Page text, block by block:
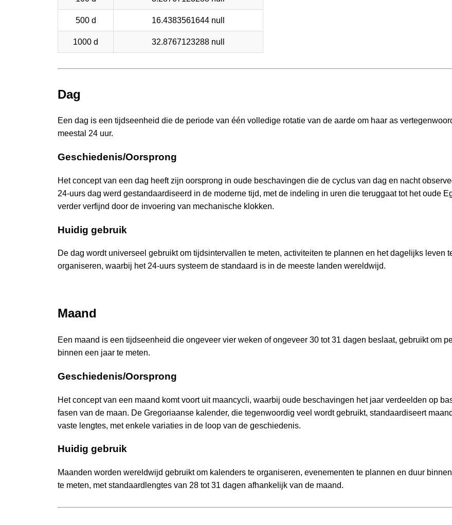
500 d 16.4383561644 null
1000 d 32.8767123288 null
Dag
Een dag is een tijdseenheid die de periode van één volledige rotatie van de aarde om haar as
meestal 24 uur.
Geschiedenis/Oorsprong
Het concept van een dag heeft zijn oorsprong in oude beschavingen die de cyclus van dag en nacht
24-uurs dag werd gestandaardiseerd in de moderne tijd, met de indeling in uren die teruggaat tot het oude
verder verfijnd door de invoering van mechanische klokken.
Huidig gebruik
De dag wordt universeel gebruikt om tijdsintervallen te meten, activiteiten te plannen en het dagelijks leven
organiseren, waarbij het 24-uurs systeem de standaard is in de meeste landen wereldwijd.
Maand
Een maand is een tijdseenheid die ongeveer vier weken of ongeveer 30 tot 31 dagen beslaat, gebruikt om
binnen een jaar te meten.
Geschiedenis/Oorsprong
Het concept van een maand komt voort uit maancycli, waarbij oude beschavingen het jaar verdeelden op
fasen van de maan. De Gregoriaanse kalender, die tegenwoordig veel wordt gebruikt, standaardiseert
vaste lengtes, met enkele variaties in de loop van de geschiedenis.
Huidig gebruik
Maanden worden wereldwijd gebruikt om kalenders te organiseren, evenementen te plannen en duur
te meten, met standaardlengtes van 28 tot 31 dagen afhankelijk van de maand.